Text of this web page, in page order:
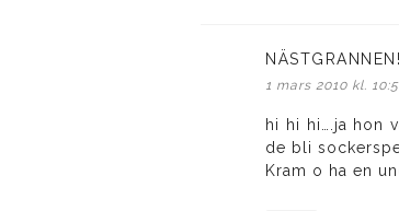
NÄSTGRANNEN!
1 mars 2010 kl.
hi hi hi….ja hon
de bli
Kram o ha en